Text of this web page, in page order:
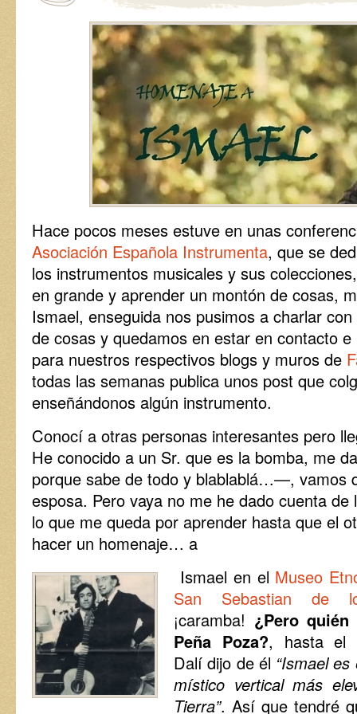
Hace pocos meses estuve en unas
Asociación Española Instrumenta, que se
los instrumentos musicales y sus
en grande y aprender un montón de cosas,
Ismael, enseguida nos pusimos a charlar
de cosas y quedamos en estar en contacto
para nuestros respectivos blogs y muros de
todas las semanas publica unos post que
enseñándonos algún instrumento.
Conocí a otras personas interesantes pero
He conocido a un Sr. que es la bomba, me
porque sabe de todo y blablablá…—, vamos
esposa. Pero vaya no me he dado cuenta
lo que me queda por aprender hasta que el
hacer un homenaje… a
Ismael en el Museo
San Sebastian de
¡caramba! ¿Pero
Peña Poza?, hasta el
Dalí dijo de él “Ismael
místico vertical más
Tierra”. Así que tendré